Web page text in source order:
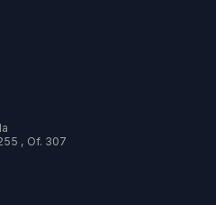
, Of. 307